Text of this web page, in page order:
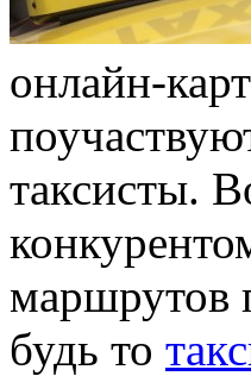
онлайн-
таксисты.
маршрутов
будь то